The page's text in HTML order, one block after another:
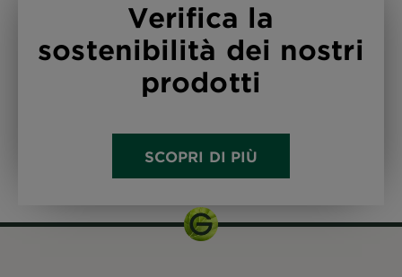
Verifica la
sostenibilità dei nostri
prodotti
SCOPRI DI PIÙ